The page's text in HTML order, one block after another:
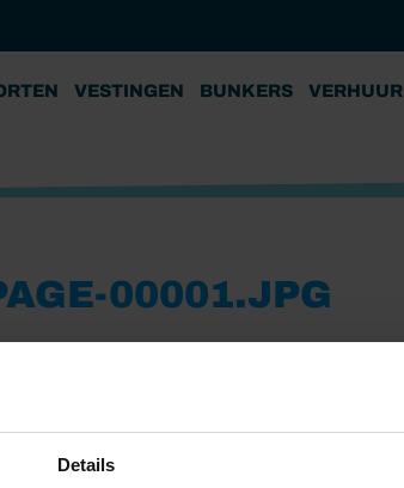
Details
VESTINGEN BUNKERS VERHUUR
00001.JPG